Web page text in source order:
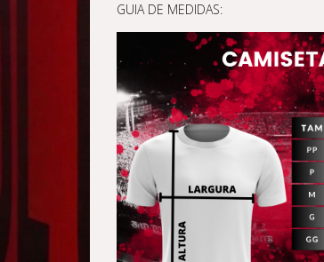
GUIA DE MEDIDAS: